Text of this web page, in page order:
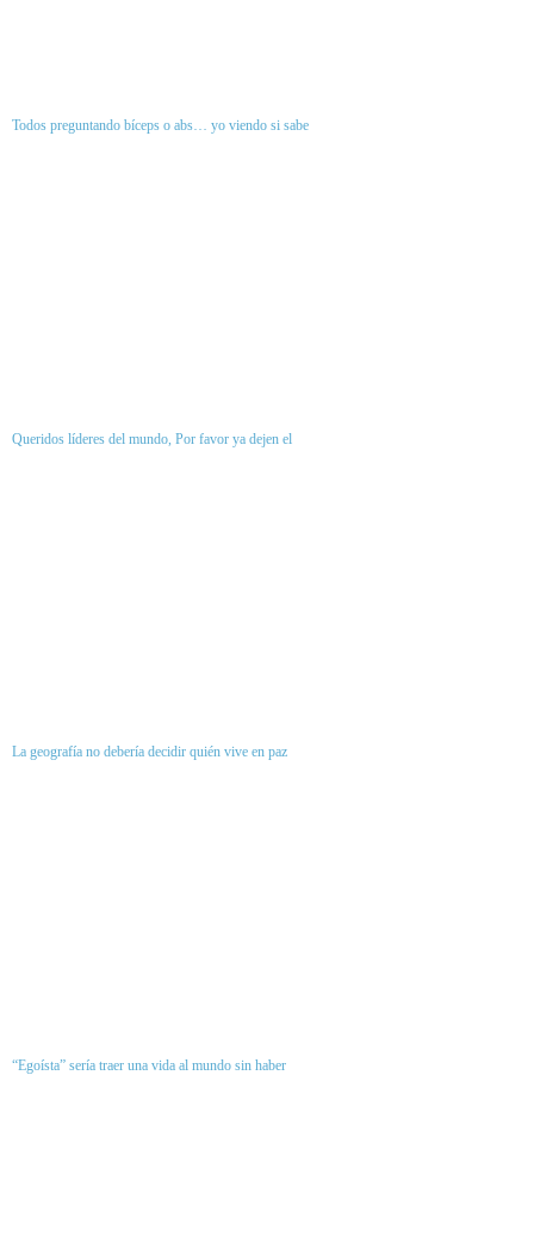
Todos preguntando bíceps o abs… yo viendo si sabe
Queridos líderes del mundo, Por favor ya dejen el
La geografía no debería decidir quién vive en paz
“Egoísta” sería traer una vida al mundo sin haber